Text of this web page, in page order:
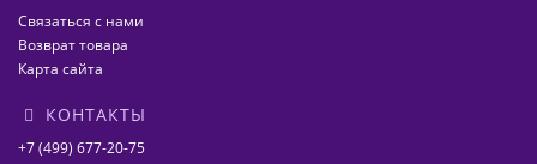
Связаться с нами
Возврат товара
Карта сайта
КОНТАКТЫ
+7 (499) 677-20-75